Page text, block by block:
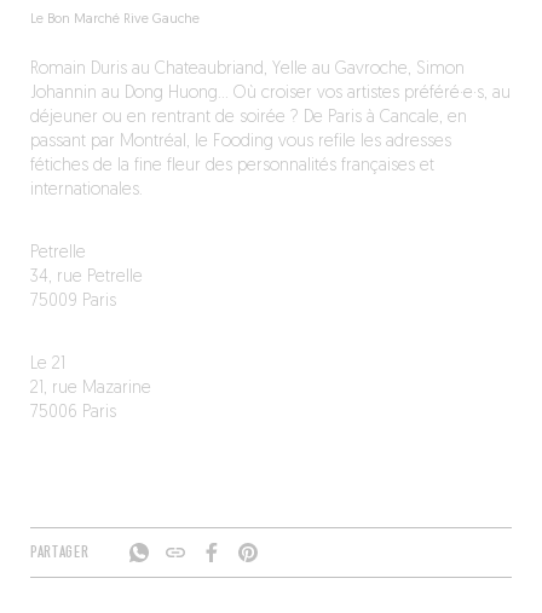
Le Bon Marché Rive Gauche
Romain Duris au Chateaubriand, Yelle au Gavroche, Simon
Johannin au Dong Huong… Où croiser vos artistes préféré·e·s, au
déjeuner ou en rentrant de soirée ? De Paris à Cancale, en
passant par Montréal, le Fooding vous refile les adresses
fétiches de la fine fleur des personnalités françaises et
internationales.
Petrelle
34, rue Petrelle
75009 Paris
Le 21
21, rue Mazarine
75006 Paris
PARTAGER